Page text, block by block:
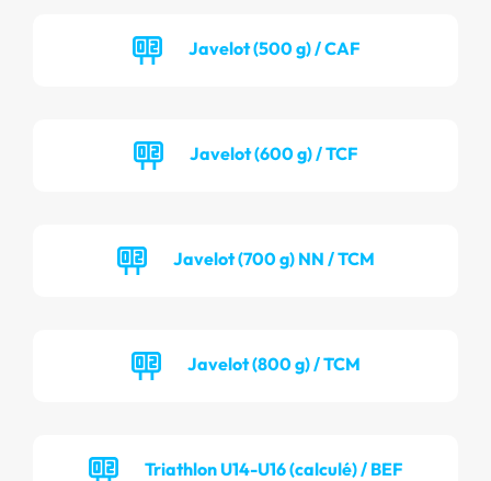
Javelot (500 g) / CAF
Javelot (600 g) / TCF
Javelot (700 g) NN / TCM
Javelot (800 g) / TCM
Triathlon U14-U16 (calculé) / BEF